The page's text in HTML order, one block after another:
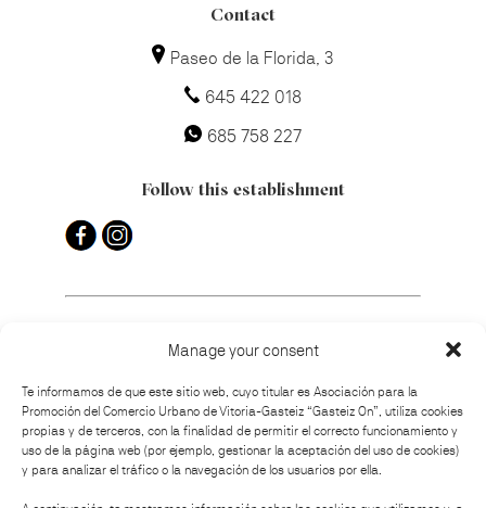
Manage your consent
Te informamos de que este sitio web, cuyo titular es Asociación para la
Promoción del Comercio Urbano de Vitoria-Gasteiz “Gasteiz On”, utiliza cookies
propias y de terceros, con la finalidad de permitir el correcto funcionamiento y
uso de la página web (por ejemplo, gestionar la aceptación del uso de cookies)
y para analizar el tráfico o la navegación de los usuarios por ella.
Contact
Paseo de la Florida, 3
645 422 018
685 758 227
Follow this establishment
How to get there
Organised by: